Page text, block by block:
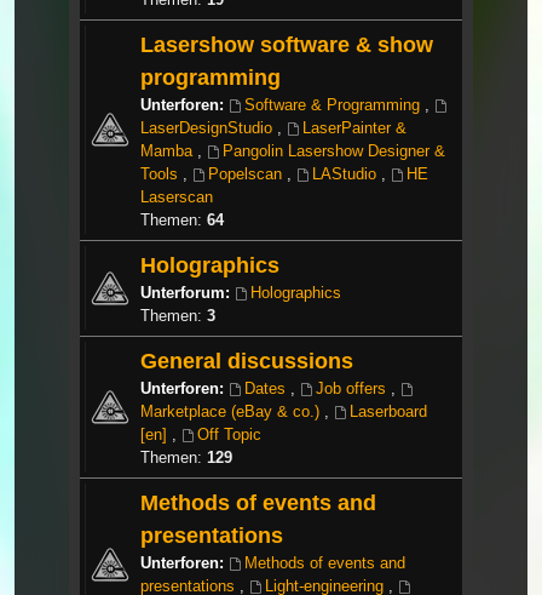
Lasershow software & show
programming
Unterforen: Software & Programming ,
LaserDesignStudio ,
LaserPainter &
Mamba ,
Pangolin Lasershow Designer &
Tools , Popelscan , LAStudio ,
HE
Laserscan
Themen: 64
Holographics
Unterforum:
Holographics
Themen: 3
General discussions
Unterforen: Dates , Job offers ,
Marketplace (eBay & co.) ,
Laserboard
[en] ,
Off Topic
Themen: 129
Methods of events and
presentations
Unterforen:
Methods of events and
presentations , Light-engineering ,